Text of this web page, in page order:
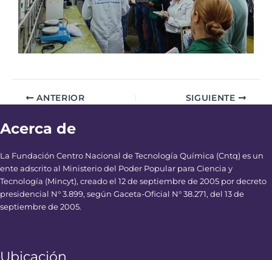
ANTERIOR SIGUIENTE
Acerca de
La Fundación Centro Nacional de Tecnología Química (Cntq) es un
ente adscrito al Ministerio del Poder Popular para Ciencia y
Tecnología (Mincyt), creado el 12 de septiembre de 2005 por decreto
presidencial N° 3.899, según Gaceta-Oficial N° 38.271, del 13 de
septiembre de 2005.
Ubicación